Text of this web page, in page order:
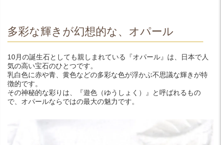
多彩な輝きが幻想的な、オパール
10月の誕生石としても親しまれている『オパール』は、日本で人
気の高い宝石のひとつです。
乳白色に赤や青、黄色などの多彩な色が浮かぶ不思議な輝きが特
徴的です。
その神秘的な彩りは、『遊色（ゆうしょく）』と呼ばれるもの
で、オパールならではの最大の魅力です。